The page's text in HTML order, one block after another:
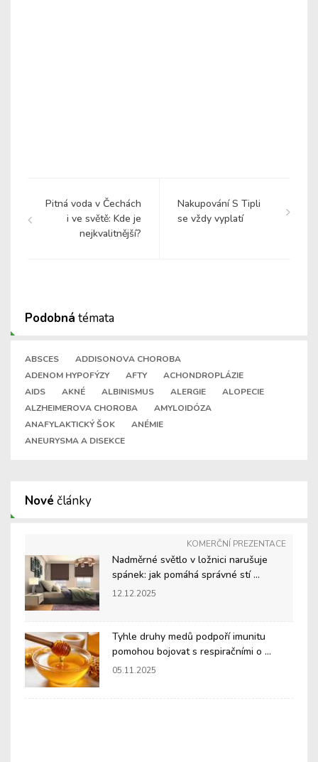
Pitná voda v Čechách
i ve světě: Kde je
nejkvalitnější?
Nakupování S Tipli
se vždy vyplatí
Podobná témata
ABSCES
ADDISONOVA CHOROBA
ADENOM HYPOFÝZY
AFTY
ACHONDROPLÁZIE
AIDS
AKNÉ ALBINISMUS ALERGIE
ALOPECIE
ALZHEIMEROVA CHOROBA
AMYLOIDÓZA
ANAFYLAKTICKÝ ŠOK
ANÉMIE
ANEURYSMA A DISEKCE
Nové články
KOMERČNÍ PREZENTACE
Nadměrné světlo v ložnici narušuje
spánek: jak pomáhá správné stí ...
12.12.2025
Tyhle druhy medů podpoří imunitu
pomohou bojovat s respiračními o ...
05.11.2025